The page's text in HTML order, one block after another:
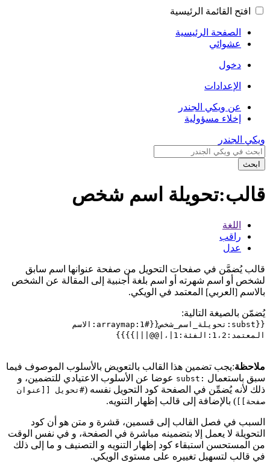
افتح القائمة الرئيسية
الصفحة الرئيسية
عشوائي
دخول
الإعدادات
عن ويكي الجندر
إخلاء مسؤولية
ويكي الجندر
ابحث
قالب:تحويلة اسم شخص
اللغة
راقب
عدل
قالب يُضمَّن في صفحات التحويل من صفحة عنوانها اسم سابق
لشخص أو اسم شهرته أو اسم بلغة أجنبية إلى المقالة عن الشخص
بالاسم [العربي] المعتمد في الويكي.
يُضمّن بالصيغة التالية:
{{subst:تحويلة_اسم_شخص{{#arraymap:1:الاسم
المعتمد:1،2:الفئة:1|،|@@||
|}}}}
ملاحظة:يجب تضمين هذا القالب بالتعويض بالأسلوب الموصوف فيما
سبق باستعمال subst: عوضا عن الأسلوب الاعتيادي للتضمين، و
ذلك لأنه يُضمِّن في الصفحة كود التحويل نفسه (#تحويل [[عنوان
صفحة]] ) بالإضافة إلى قالب إظهار التنويه.
السبب في فصل القالب إلى قسمين، قشرة و متن هو أن كود
التحويلة لا يعمل إلا بتضمينه مباشرة في الصفحة، و في نفس الوقت
من المستحسن استبقاء كود إظهار التنويه و التصنيف و ما إلى ذلك
في قالب لتسهيل تغييره على مستوى الويكي.